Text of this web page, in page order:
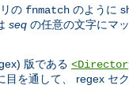
の fnmatch のように
seq の任意の文字にマ
版である
を通して、 regex セ